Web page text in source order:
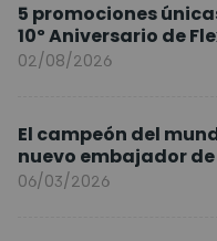
5 promociones
10º Aniversario de
02/08/2026
El campeón del
nuevo embajador de
Europa
06/03/2026